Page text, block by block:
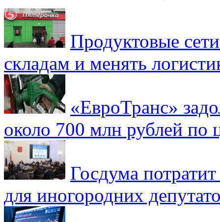
Продуктовые
складам и менять
«ЕвроТранс»
около 700 млн рублей
Госдума
для иногородних